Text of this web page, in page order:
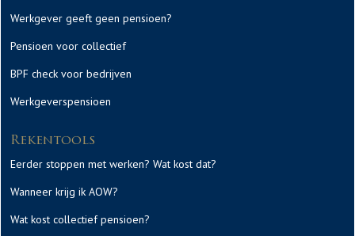
Werkgever geeft geen pensioen?
Pensioen voor collectief
BPF check voor bedrijven
Werkgeverspensioen
Rekentools
Eerder stoppen met werken? Wat kost dat?
Wanneer krijg ik AOW?
Wat kost collectief pensioen?